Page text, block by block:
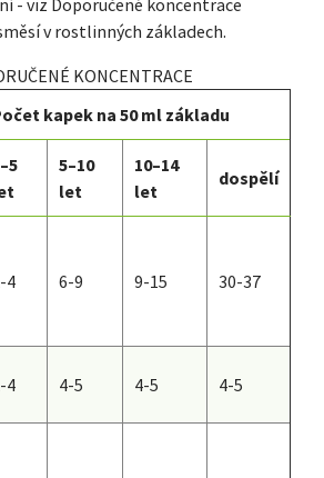
v rostlinných základech.
KONCENTRACE
kapek na 50 ml základu
5–10
let
10–14
let
dospělí
4 6-9 9-15 30-37
4 4-5 4-5 4-5